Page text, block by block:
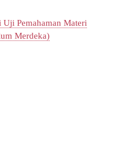
Uji Pemahaman Materi
Merdeka)